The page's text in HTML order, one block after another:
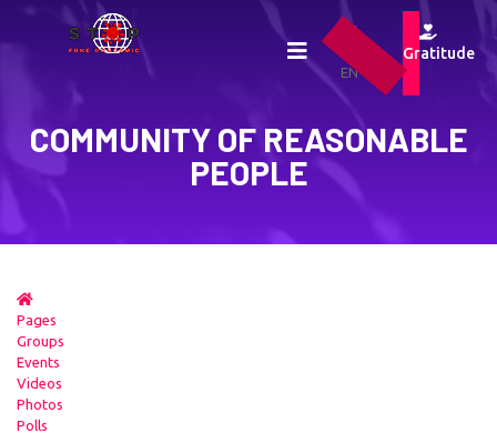
UA
EN
Gratitude
COMMUNITY OF REASONABLE
PEOPLE
Pages
Groups
Events
Videos
Photos
Polls